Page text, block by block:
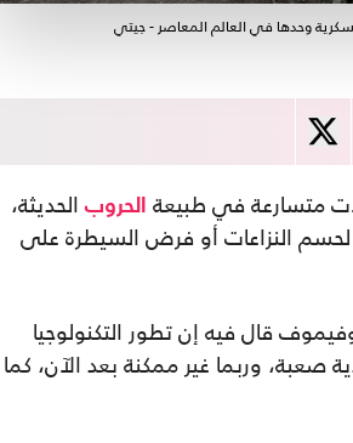
وحدها في العالم المعاصر - جيتي
متسارعة في طبيعة الحروب الحديثة،
لحسم النزاعات أو فرض السيطرة على
قال فيه إن تطور التكنولوجيا
صعبة، وربما غير ممكنة بعد الآن، كما